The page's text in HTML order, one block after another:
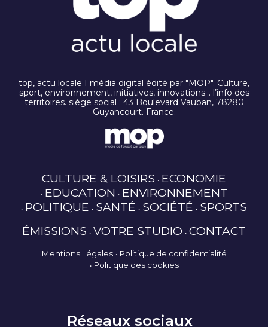
top, actu locale I média digital édité par "MOP". Culture,
sport, environnement, initiatives, innovations… l’info des
territoires. siège social : 43 Boulevard Vauban, 78280
Guyancourt. France.
CULTURE & LOISIRS ECONOMIE
EDUCATION ENVIRONNEMENT
POLITIQUE SANTÉ SOCIÉTÉ SPORTS
ÉMISSIONS VOTRE STUDIO CONTACT
Mentions Légales
Politique de confidentialité
Politique des cookies
Réseaux sociaux